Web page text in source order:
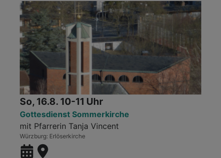
So, 16.8. 10-11 Uhr
Gottesdienst Sommerkirche
mit Pfarrerin Tanja Vincent
Würzburg Erlöserkirche